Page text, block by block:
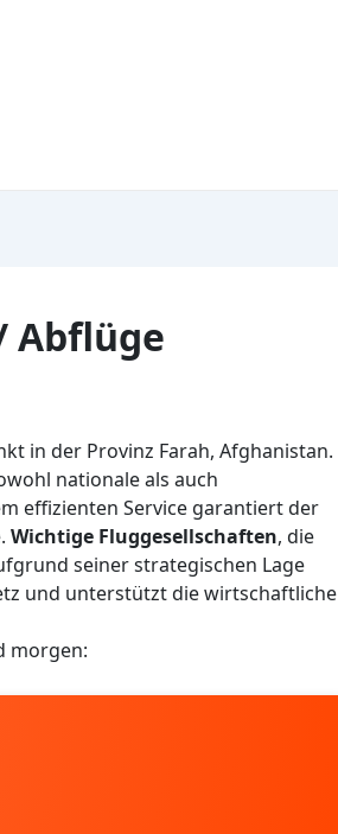
Abflüge
in der Provinz Farah, Afghanistan.
nationale als auch
effizienten Service garantiert der
Wichtige Fluggesellschaften, die
seiner strategischen Lage
und unterstützt die wirtschaftliche
morgen: